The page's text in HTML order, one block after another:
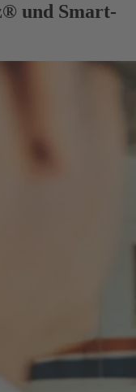
und Smart-